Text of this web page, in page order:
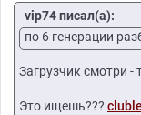
vip74 писал(а):
по 6 генерации
Загрузчик смотри -
Это ищешь???